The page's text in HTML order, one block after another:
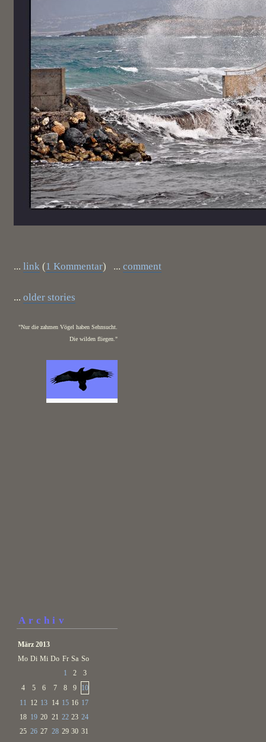
... link (1 Kommentar) ... comment
... older stories
"Nur die zahmen Vögel haben Sehnsucht.
Die wilden fliegen."
Archiv
März 2013
Mo Di Mi Do Fr Sa So
1
2
3
4
5 6 7 8 9
10
11 12 13 14 15 16 17
18 19 20 21 22 23 24
25 26 27 28 29 30 31